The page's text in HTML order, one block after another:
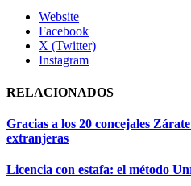
Website
Facebook
X (Twitter)
Instagram
RELACIONADOS
Gracias a los 20 concejales
extranjeras
Licencia con estafa: el método